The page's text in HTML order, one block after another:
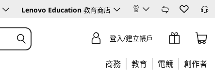
Lenovo Education 教育商店
登入/建立帳戶
商務 教育 電競 創作者